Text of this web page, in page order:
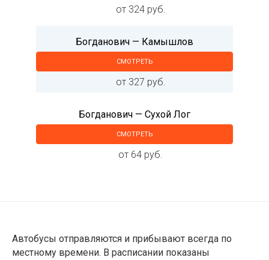
от 324 руб.
Богданович — Камышлов
СМОТРЕТЬ
от 327 руб.
Богданович — Сухой Лог
СМОТРЕТЬ
от 64 руб.
Автобусы отправляются и прибывают всегда по
местному времени. В расписании показаны